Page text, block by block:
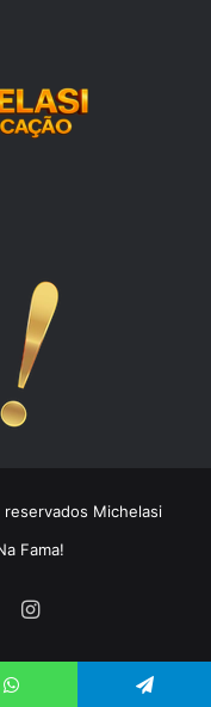
Michelasi
Fama!
Instagram